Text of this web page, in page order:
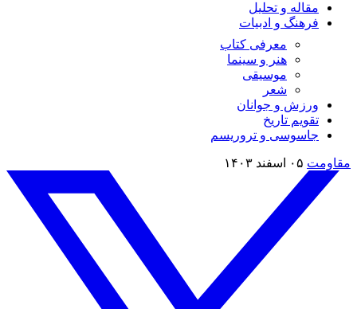
مقاله و تحلیل
فرهنگ و ادبیات
معرفی کتاب
هنر و سینما
موسیقی
شعر
ورزش و جوانان
تقویم تاريخ
جاسوسی و تروریسم
مقاومت ۰۵ اسفند ۱۴۰۳